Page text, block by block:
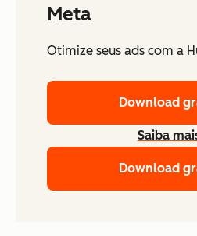
Meta
Otimize seus ads com a
Download
Saiba
Download